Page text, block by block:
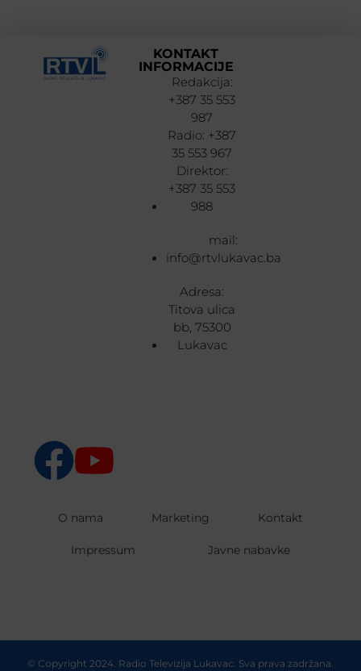
KONTAKT
INFORMACIJE
Redakcija:
+387 35 553
987
Radio: +387
35 553 967
Direktor:
+387 35 553
988
mail:
info@rtvlukavac.ba
Adresa:
Titova ulica
bb, 75300
Lukavac
O nama Marketing Kontakt
Impressum Javne nabavke
© Copyright 2024. Radio Televizija Lukavac. Sva prava zadržana.